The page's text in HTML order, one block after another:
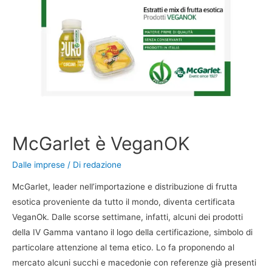
McGarlet è VeganOK
Dalle imprese / Di redazione
McGarlet, leader nell’importazione e distribuzione di frutta
esotica proveniente da tutto il mondo, diventa certificata
VeganOk. Dalle scorse settimane, infatti, alcuni dei prodotti
della IV Gamma vantano il logo della certificazione, simbolo di
particolare attenzione al tema etico. Lo fa proponendo al
mercato alcuni succhi e macedonie con referenze già presenti